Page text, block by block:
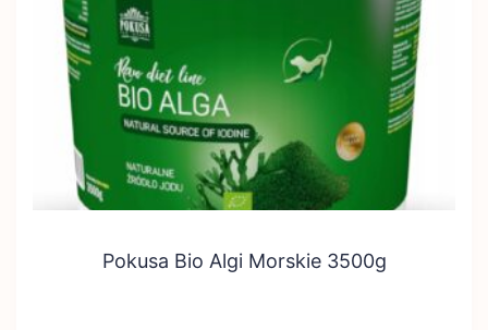
Pokusa Bio Algi Morskie 3500g